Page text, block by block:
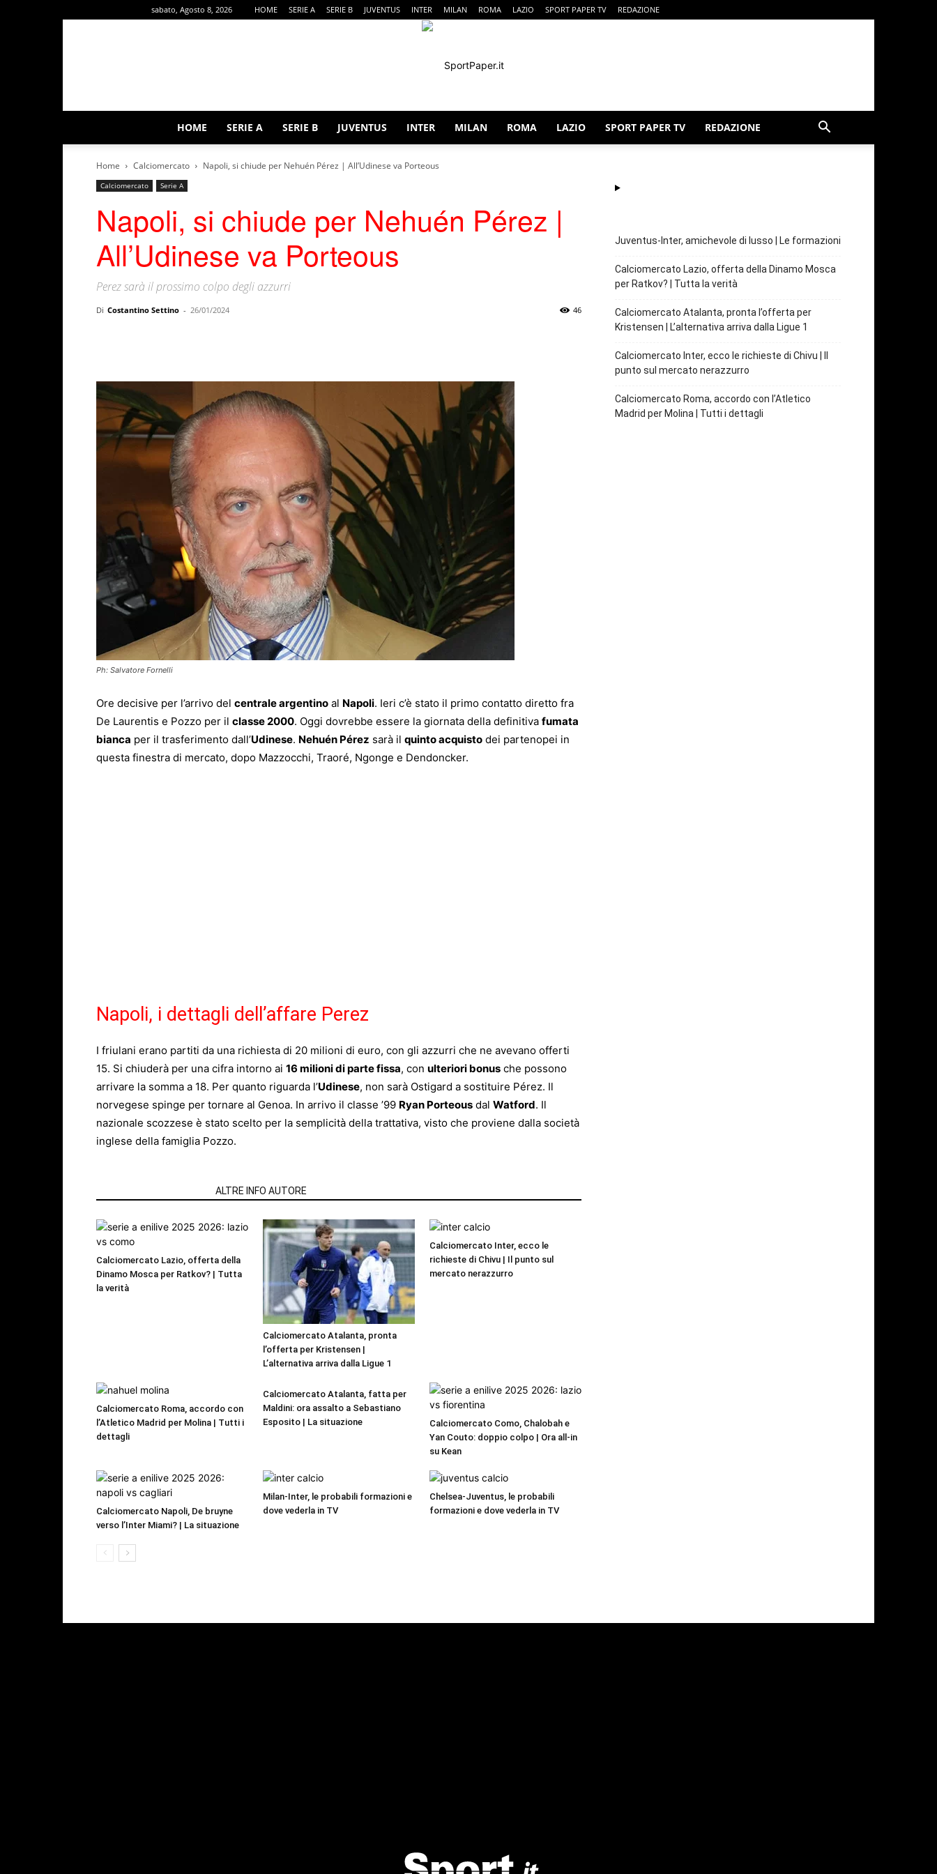
sabato, Agosto 8, 2026 HOME SERIE A SERIE B JUVENTUS INTER MILAN ROMA LAZIO SPORT PAPER TV REDAZIONE
HOME SERIE A SERIE B JUVENTUS INTER MILAN ROMA LAZIO SPORT PAPER TV REDAZIONE
Home Calciomercato Napoli, si chiude per Nehuén Pérez | All’Udinese va Porteous
Calciomercato Serie A
Napoli, si chiude per Nehuén Pérez |
All’Udinese va Porteous
Perez sarà il prossimo colpo degli azzurri
Di Costantino Settino - 26/01/2024 46
Ph: Salvatore Fornelli
Ore decisive per l’arrivo del centrale argentino al Napoli. Ieri c’è stato il primo contatto diretto fra
De Laurentis e Pozzo per il classe 2000. Oggi dovrebbe essere la giornata della definitiva fumata
bianca per il trasferimento dall’Udinese. Nehuén Pérez sarà il quinto acquisto dei partenopei in
questa finestra di mercato, dopo Mazzocchi, Traoré, Ngonge e Dendoncker.
Napoli, i dettagli dell’affare Perez
I friulani erano partiti da una richiesta di 20 milioni di euro, con gli azzurri che ne avevano offerti
15. Si chiuderà per una cifra intorno ai 16 milioni di parte fissa, con ulteriori bonus che possono
arrivare la somma a 18. Per quanto riguarda l’Udinese, non sarà Ostigard a sostituire Pérez. Il
norvegese spinge per tornare al Genoa. In arrivo il classe ’99 Ryan Porteous dal Watford. Il
nazionale scozzese è stato scelto per la semplicità della trattativa, visto che proviene dalla società
inglese della famiglia Pozzo.
ALTRE INFO AUTORE
Calciomercato Lazio, offerta della
Dinamo Mosca per Ratkov? | Tutta
la verità
Calciomercato Atalanta, pronta
l’offerta per Kristensen |
L’alternativa arriva dalla Ligue 1
Calciomercato Inter, ecco le
richieste di Chivu | Il punto sul
mercato nerazzurro
Calciomercato Roma, accordo con
l’Atletico Madrid per Molina | Tutti i
dettagli
Calciomercato Atalanta, fatta per
Maldini: ora assalto a Sebastiano
Esposito | La situazione
Calciomercato Como, Chalobah e
Yan Couto: doppio colpo | Ora all-in
su Kean
Calciomercato Napoli, De bruyne
verso l’Inter Miami? | La situazione
Milan-Inter, le probabili formazioni e
dove vederla in TV
Chelsea-Juventus, le probabili
formazioni e dove vederla in TV
Juventus-Inter, amichevole di lusso | Le formazioni
Calciomercato Lazio, offerta della Dinamo Mosca
per Ratkov? | Tutta la verità
Calciomercato Atalanta, pronta l’offerta per
Kristensen | L’alternativa arriva dalla Ligue 1
Calciomercato Inter, ecco le richieste di Chivu | Il
punto sul mercato nerazzurro
Calciomercato Roma, accordo con l’Atletico
Madrid per Molina | Tutti i dettagli